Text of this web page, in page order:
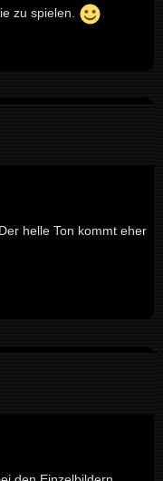
zu spielen.
helle Ton kommt eher